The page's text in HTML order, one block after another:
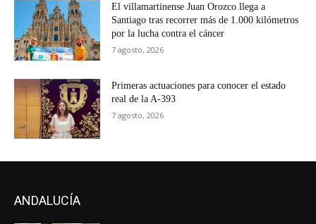
El villamartinense Juan Orozco llega a
Santiago tras recorrer más de 1.000 kilómetros
por la lucha contra el cáncer
7 agosto, 2026
Primeras actuaciones para conocer el estado
real de la A-393
7 agosto, 2026
ANDALUCÍA